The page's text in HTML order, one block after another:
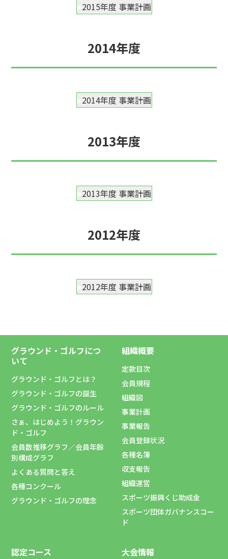
2015年度 事業計画
2014年度
2014年度 事業計画
2013年度
2013年度 事業計画
2012年度
2012年度 事業計画
グラウンド・ゴルフにつ
いて
グラウンド・ゴルフとは？
グラウンド・ゴルフの誕生
グラウンド・ゴルフのルール
さぁ、はじめよう！グラウン
ド・ゴルフ
会員数推移グラフ／会員年齢
別構成グラフ
よくある質問と答え
各種コンクール
グラウンド・ゴルフの理念
組織概要
定款目次
会員規程
組織図
事業計画
事業報告
会員登録状況
各種名簿
収支報告
組織運営
スポーツ振興くじ助成金
スポーツ団体ガバナンスコー
ド
認定コース 大会情報